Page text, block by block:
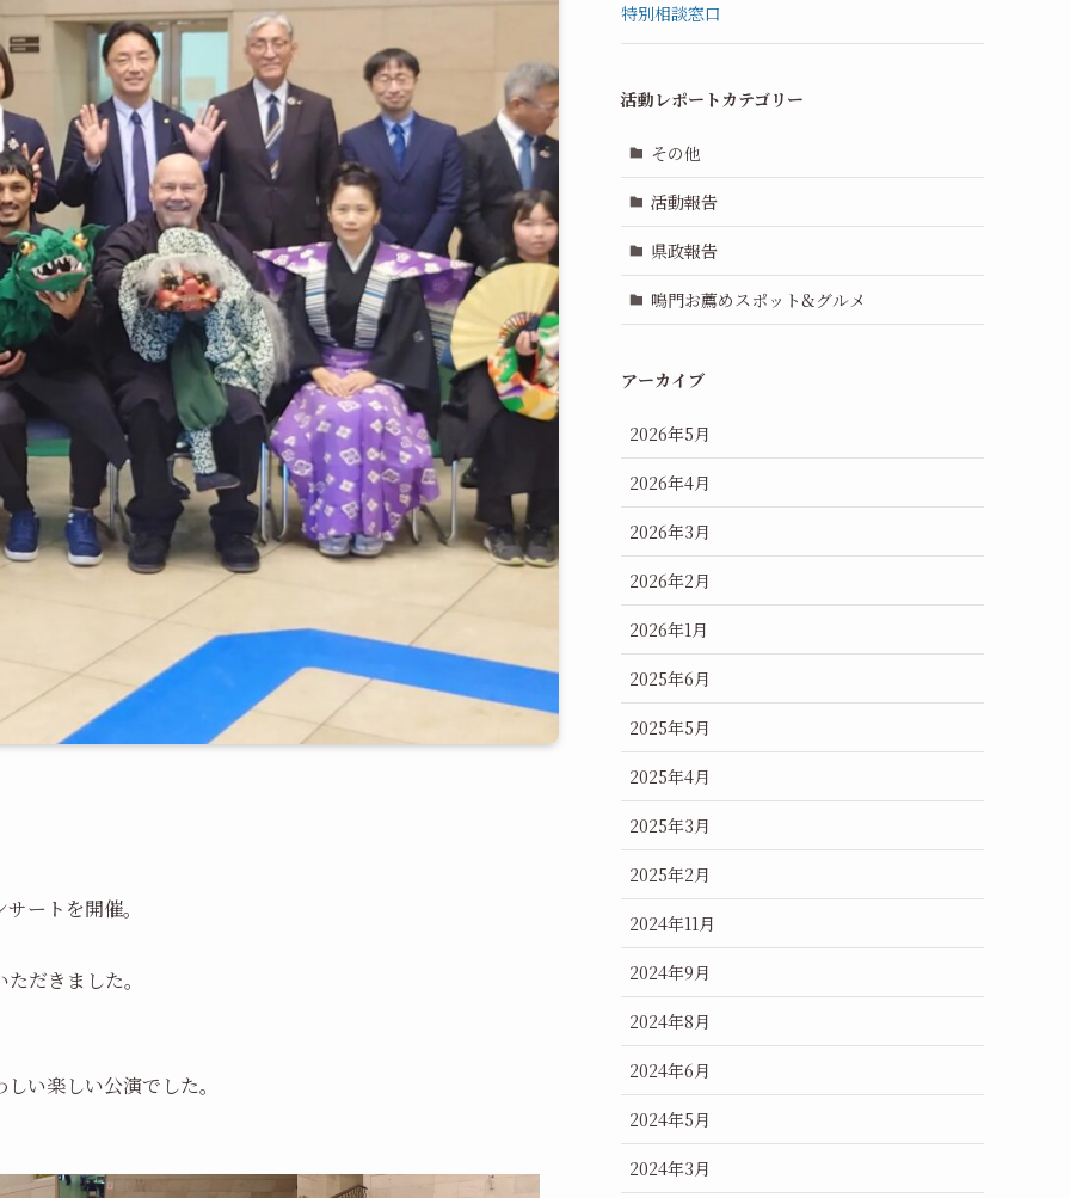
ートを開催。
だきました。
い楽しい公演でした。
特別相談窓口
活動レポートカテゴリー
その他
活動報告
県政報告
鳴門お薦めスポット&グルメ
アーカイブ
2026年5月
2026年4月
2026年3月
2026年2月
2026年1月
2025年6月
2025年5月
2025年4月
2025年3月
2025年2月
2024年11月
2024年9月
2024年8月
2024年6月
2024年5月
2024年3月